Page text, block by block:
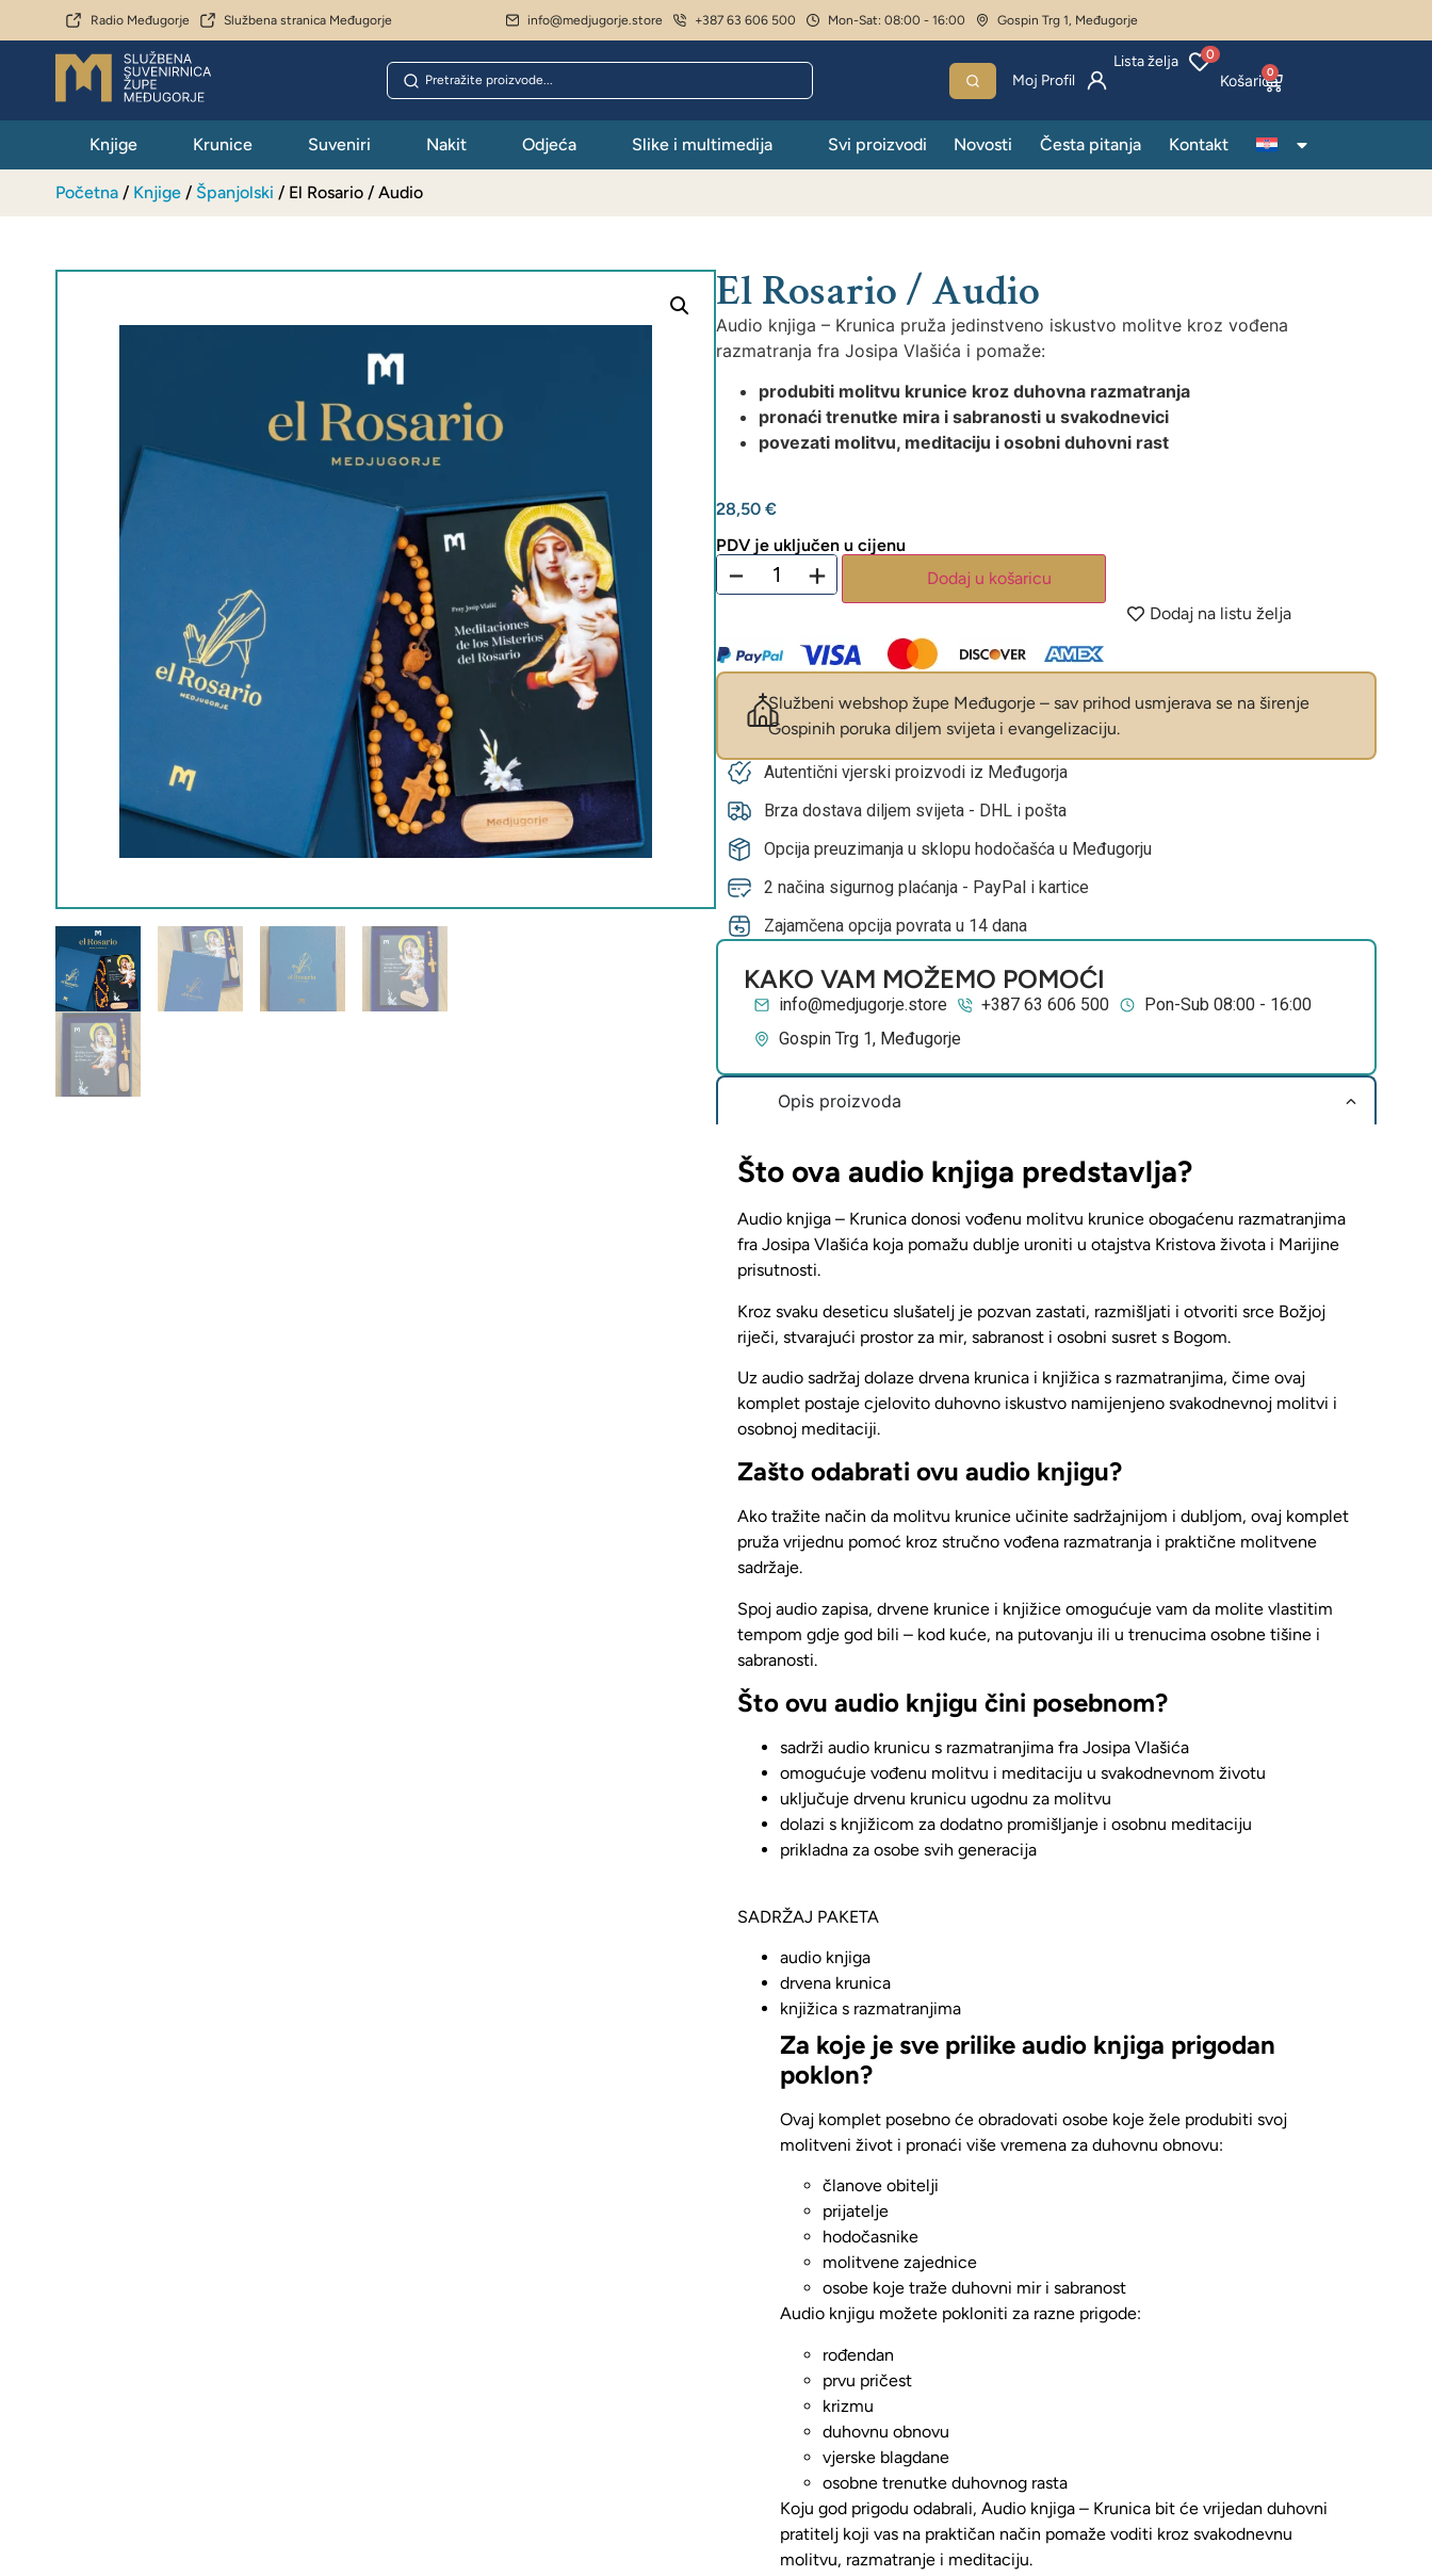
Radio Međugorje Službena stranica Međugorje info@medjugorje.store +387 63 606 500 Mon-Sat: 08:00 - 16:00 Gospin Trg 1, Međugorje
Lista želja 0
Moj Profil 0
Knjige Krunice Suveniri Nakit Odjeća Slike i multimedija Svi proizvodi Novosti Česta pitanja Kontakt
Početna / Knjige / Španjolski / El Rosario / Audio
El Rosario / Audio
Audio knjiga – Krunica pruža jedinstveno iskustvo molitve kroz vođena
razmatranja fra Josipa Vlašića i pomaže:
produbiti molitvu krunice kroz duhovna razmatranja
pronaći trenutke mira i sabranosti u svakodnevici
povezati molitvu, meditaciju i osobni duhovni rast
28,50 €
PDV je uključen u cijenu
− +
Dodaj u košaricu
Dodaj na listu želja
Službeni webshop župe Međugorje – sav prihod usmjerava se na širenje
Gospinih poruka diljem svijeta i evangelizaciju.
Autentični vjerski proizvodi iz Međugorja
Brza dostava diljem svijeta - DHL i pošta
Opcija preuzimanja u sklopu hodočašća u Međugorju
2 načina sigurnog plaćanja - PayPal i kartice
Zajamčena opcija povrata u 14 dana
KAKO VAM MOŽEMO POMOĆI
info@medjugorje.store +387 63 606 500
Pon-Sub 08:00 - 16:00
Gospin Trg 1, Međugorje
Opis proizvoda
Što ova audio knjiga predstavlja?
Audio knjiga – Krunica donosi vođenu molitvu krunice obogaćenu razmatranjima
fra Josipa Vlašića koja pomažu dublje uroniti u otajstva Kristova života i Marijine
prisutnosti.
Kroz svaku deseticu slušatelj je pozvan zastati, razmišljati i otvoriti srce Božjoj
riječi, stvarajući prostor za mir, sabranost i osobni susret s Bogom.
Uz audio sadržaj dolaze drvena krunica i knjižica s razmatranjima, čime ovaj
komplet postaje cjelovito duhovno iskustvo namijenjeno svakodnevnoj molitvi i
osobnoj meditaciji.
Zašto odabrati ovu audio knjigu?
Ako tražite način da molitvu krunice učinite sadržajnijom i dubljom, ovaj komplet
pruža vrijednu pomoć kroz stručno vođena razmatranja i praktične molitvene
sadržaje.
Spoj audio zapisa, drvene krunice i knjižice omogućuje vam da molite vlastitim
tempom gdje god bili – kod kuće, na putovanju ili u trenucima osobne tišine i
sabranosti.
Što ovu audio knjigu čini posebnom?
sadrži audio krunicu s razmatranjima fra Josipa Vlašića
omogućuje vođenu molitvu i meditaciju u svakodnevnom životu
uključuje drvenu krunicu ugodnu za molitvu
dolazi s knjižicom za dodatno promišljanje i osobnu meditaciju
prikladna za osobe svih generacija
SADRŽAJ PAKETA
audio knjiga
drvena krunica
knjižica s razmatranjima
Za koje je sve prilike audio knjiga prigodan
poklon?
Ovaj komplet posebno će obradovati osobe koje žele produbiti svoj
molitveni život i pronaći više vremena za duhovnu obnovu:
članove obitelji
prijatelje
hodočasnike
molitvene zajednice
osobe koje traže duhovni mir i sabranost
Audio knjigu možete pokloniti za razne prigode:
rođendan
prvu pričest
krizmu
duhovnu obnovu
vjerske blagdane
osobne trenutke duhovnog rasta
Koju god prigodu odabrali, Audio knjiga – Krunica bit će vrijedan duhovni
pratitelj koji vas na praktičan način pomaže voditi kroz svakodnevnu
molitvu, razmatranje i meditaciju.